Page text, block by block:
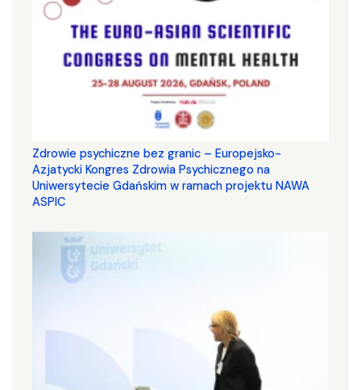
Zdrowie psychiczne bez granic – Europejsko-
Azjatycki Kongres Zdrowia Psychicznego na
Uniwersytecie Gdańskim w ramach projektu NAWA
ASPIC